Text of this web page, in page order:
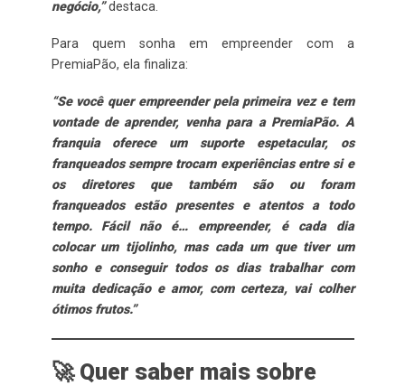
negócio,” destaca.
Para quem sonha em empreender com a
PremiaPão, ela finaliza:
“Se você quer empreender pela primeira vez e tem
vontade de aprender, venha para a PremiaPão. A
franquia oferece um suporte espetacular, os
franqueados sempre trocam experiências entre si e
os diretores que também são ou foram
franqueados estão presentes e atentos a todo
tempo. Fácil não é… empreender, é cada dia
colocar um tijolinho, mas cada um que tiver um
sonho e conseguir todos os dias trabalhar com
muita dedicação e amor, com certeza, vai colher
ótimos frutos.”
🚀 Quer saber mais sobre